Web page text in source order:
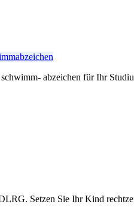
abzeichen für Ihr
Setzen Sie Ihr Kind